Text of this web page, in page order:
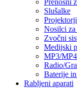
Prenosni
Slušalke
Projektorji
Nosilci
Zvočni
Medijski
MP3/
Radio/
Baterije
Rabljeni aparati